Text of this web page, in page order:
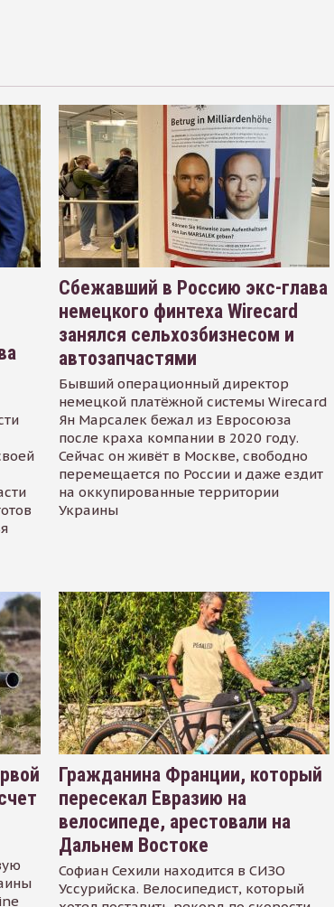
Сбежавший в Россию экс-глава
немецкого финтеха Wirecard
занялся сельхозбизнесом и
автозапчастями
Бывший операционный директор
немецкой платёжной системы Wirecard
Ян Марсалек бежал из Евросоюза
после краха компании в 2020 году.
Сейчас он живёт в Москве, свободно
перемещается по России и даже ездит
на оккупированные территории
Украины
Гражданина Франции, который
пересекал Евразию на
велосипеде, арестовали на
Дальнем Востоке
Софиан Сехили находится в СИЗО
Уссурийска. Велосипедист, который